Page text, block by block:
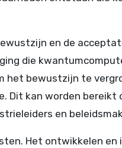
en de
die
het bewustzijn te
kan worden bereikt
en
Het ontwikkelen